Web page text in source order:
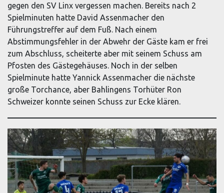
gegen den SV Linx vergessen machen. Bereits nach 2
Spielminuten hatte David Assenmacher den
Führungstreffer auf dem Fuß. Nach einem
Abstimmungsfehler in der Abwehr der Gäste kam er frei
zum Abschluss, scheiterte aber mit seinem Schuss am
Pfosten des Gästegehäuses. Noch in der selben
Spielminute hatte Yannick Assenmacher die nächste
große Torchance, aber Bahlingens Torhüter Ron
Schweizer konnte seinen Schuss zur Ecke klären.